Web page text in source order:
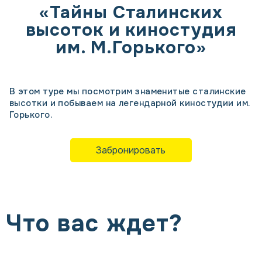
«Тайны Сталинских
высоток и киностудия
им. М.Горького»
В этом туре мы посмотрим знаменитые сталинские
высотки и побываем на легендарной киностудии им.
Горького.
Забронировать
Что вас ждет?